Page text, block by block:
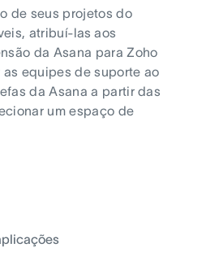
de seus projetos do
atribuí-las aos
da Asana para Zoho
equipes de suporte ao
da Asana a partir das
um espaço de